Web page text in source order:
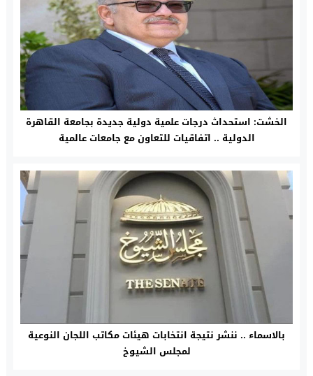
الخشت: استحداث درجات علمية دولية جديدة بجامعة القاهرة
الدولية .. اتفاقيات للتعاون مع جامعات عالمية
بالاسماء .. ننشر نتيجة انتخابات هيئات مكاتب اللجان النوعية
لمجلس الشيوخ